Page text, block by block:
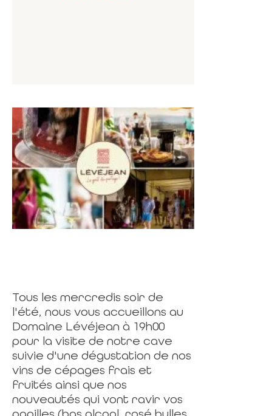
Tous les mercredis soir de
l'été, nous vous accueillons au
Domaine Lévéjean à 19h00
pour la visite de notre cave
suivie d'une dégustation de nos
vins de cépages frais et
fruités ainsi que nos
nouveautés qui vont ravir vos